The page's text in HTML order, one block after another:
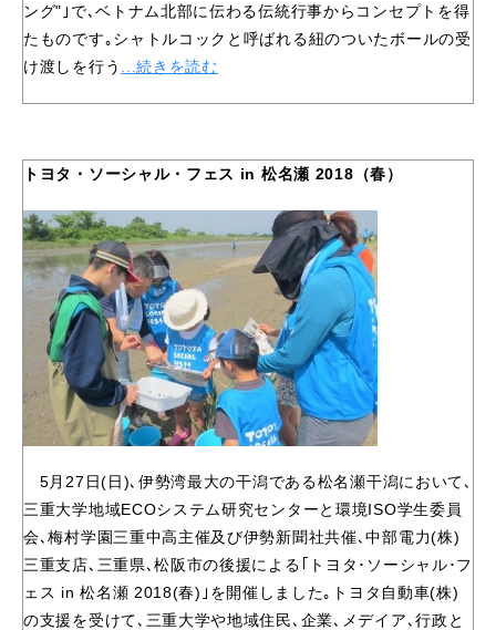
ング"｣で､ベトナム北部に伝わる伝統行事からコンセプトを得
たものです｡シャトルコックと呼ばれる紐のついたボールの受
け渡しを行う
...続きを読む
トヨタ・ソーシャル・フェス in 松名瀬 2018（春）
5月27日(日)､伊勢湾最大の干潟である松名瀬干潟において､
三重大学地域ECOシステム研究センターと環境ISO学生委員
会､梅村学園三重中高主催及び伊勢新聞社共催､中部電力(株)
三重支店､三重県､松阪市の後援による｢トヨタ･ソーシャル･フ
ェス in 松名瀬 2018(春)｣を開催しました｡トヨタ自動車(株)
の支援を受けて､三重大学や地域住民､企業､メデイア､行政と